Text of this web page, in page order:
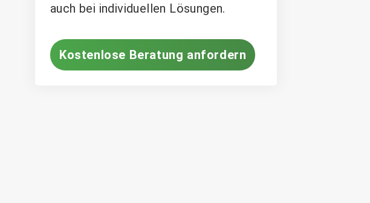
auch bei individuellen Lösungen.
Kostenlose Beratung anfordern